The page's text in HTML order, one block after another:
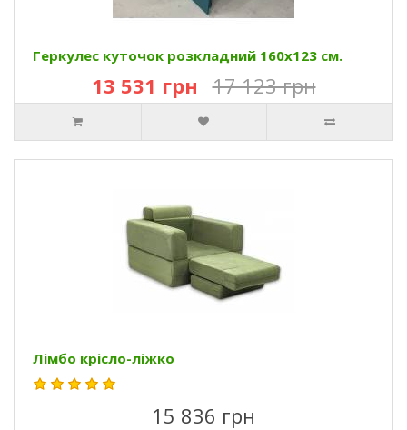
Геркулес куточок розкладний 160х123 см.
13 531 грн 17 123 грн
Лімбо крісло-ліжко
15 836 грн